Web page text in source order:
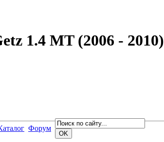
1.4 MT (2006 - 2010)
Форум